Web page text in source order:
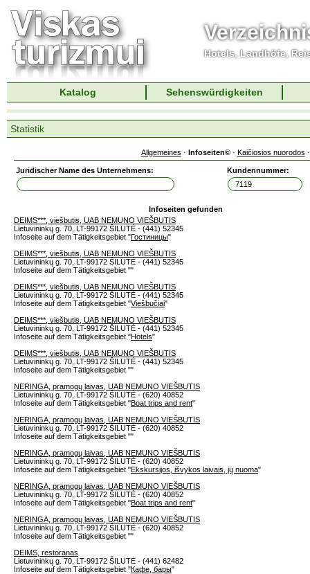
Hotels, Landhöfe,
Katalog Sehenswürdigkeiten
Statistik
Allgemeines · Infoseiten© · Kaičiosios nuorodos
Juridischer Name des Unternehmens: Kundennummer:
Infoseiten gefunden
DEIMS***, viešbutis, UAB NEMUNO VIEŠBUTIS
Lietuvininkų g. 70, LT-99172 ŠILUTĖ - (441) 52345
Infoseite auf dem Tätigkeitsgebiet "Гостиницы"
DEIMS***, viešbutis, UAB NEMUNO VIEŠBUTIS
Lietuvininkų g. 70, LT-99172 ŠILUTĖ - (441) 52345
Infoseite auf dem Tätigkeitsgebiet ""
DEIMS***, viešbutis, UAB NEMUNO VIEŠBUTIS
Lietuvininkų g. 70, LT-99172 ŠILUTĖ - (441) 52345
Infoseite auf dem Tätigkeitsgebiet "Viešbučiai"
DEIMS***, viešbutis, UAB NEMUNO VIEŠBUTIS
Lietuvininkų g. 70, LT-99172 ŠILUTĖ - (441) 52345
Infoseite auf dem Tätigkeitsgebiet "Hotels"
DEIMS***, viešbutis, UAB NEMUNO VIEŠBUTIS
Lietuvininkų g. 70, LT-99172 ŠILUTĖ - (441) 52345
Infoseite auf dem Tätigkeitsgebiet ""
NERINGA, pramogų laivas, UAB NEMUNO VIEŠBUTIS
Lietuvininkų g. 70, LT-99172 ŠILUTĖ - (620) 40852
Infoseite auf dem Tätigkeitsgebiet "Boat trips and rent"
NERINGA, pramogų laivas, UAB NEMUNO VIEŠBUTIS
Lietuvininkų g. 70, LT-99172 ŠILUTĖ - (620) 40852
Infoseite auf dem Tätigkeitsgebiet ""
NERINGA, pramogų laivas, UAB NEMUNO VIEŠBUTIS
Lietuvininkų g. 70, LT-99172 ŠILUTĖ - (620) 40852
Infoseite auf dem Tätigkeitsgebiet "Ekskursijos, išvykos laivais, jų nuoma"
NERINGA, pramogų laivas, UAB NEMUNO VIEŠBUTIS
Lietuvininkų g. 70, LT-99172 ŠILUTĖ - (620) 40852
Infoseite auf dem Tätigkeitsgebiet "Boat trips and rent"
NERINGA, pramogų laivas, UAB NEMUNO VIEŠBUTIS
Lietuvininkų g. 70, LT-99172 ŠILUTĖ - (620) 40852
Infoseite auf dem Tätigkeitsgebiet ""
DEIMS, restoranas
Lietuvininkų g. 70, LT-99172 ŠILUTĖ - (441) 62482
Infoseite auf dem Tätigkeitsgebiet "Кафе, бары"